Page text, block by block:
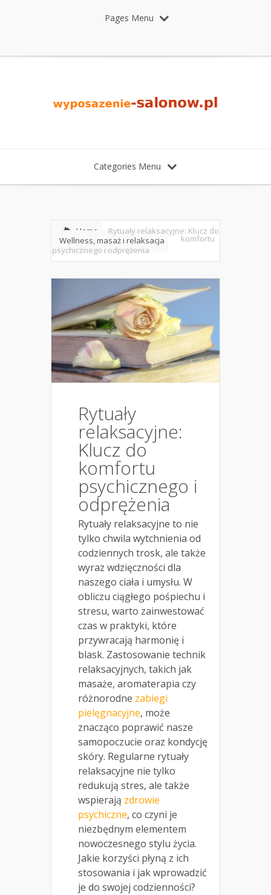
Pages Menu
Categories Menu
Home
Wellness, masaż i relaksacja
Rytuały relaksacyjne: Klucz do
komfortu
psychicznego i odprężenia
Rytuały
relaksacyjne:
Klucz do
komfortu
psychicznego i
odprężenia
Rytuały relaksacyjne to nie
tylko chwila wytchnienia od
codziennych trosk, ale także
wyraz wdzięczności dla
naszego ciała i umysłu. W
obliczu ciągłego pośpiechu i
stresu, warto zainwestować
czas w praktyki, które
przywracają harmonię i
blask. Zastosowanie technik
relaksacyjnych, takich jak
masaże, aromaterapia czy
różnorodne zabiegi
pielęgnacyjne, może
znacząco poprawić nasze
samopoczucie oraz kondycję
skóry. Regularne rytuały
relaksacyjne nie tylko
redukują stres, ale także
wspierają zdrowie
psychiczne, co czyni je
niezbędnym elementem
nowoczesnego stylu życia.
Jakie korzyści płyną z ich
stosowania i jak wprowadzić
je do swojej codzienności?